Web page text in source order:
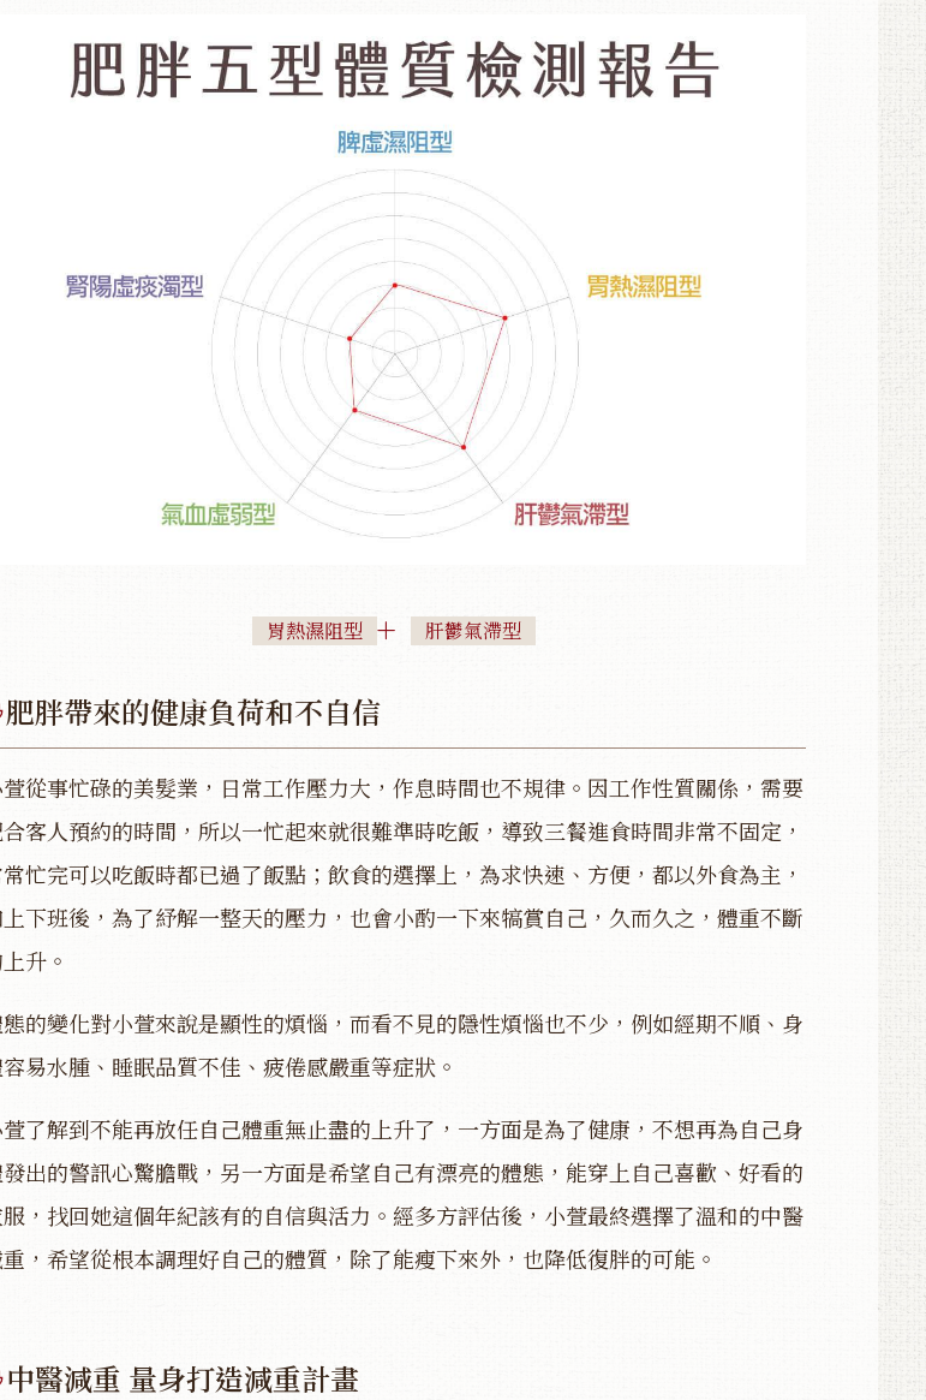
胃熱濕阻型 肝鬱氣滯型
肥胖帶來的健康負荷和不自信
從事忙碌的美髮業，日常工作壓力大，作息時間也不規律。因工作性質關係，需要
客人預約的時間，所以一忙起來就很難準時吃飯，導致三餐進食時間非常不固定，
忙完可以吃飯時都已過了飯點；飲食的選擇上，為求快速、方便，都以外食為主，
下班後，為了紓解一整天的壓力，也會小酌一下來犒賞自己，久而久之，體重不斷
升。
的變化對小萱來說是顯性的煩惱，而看不見的隱性煩惱也不少，例如經期不順、身
易水腫、睡眠品質不佳、疲倦感嚴重等症狀。
了解到不能再放任自己體重無止盡的上升了，一方面是為了健康，不想再為自己身
出的警訊心驚膽戰，另一方面是希望自己有漂亮的體態，能穿上自己喜歡、好看的
，找回她這個年紀該有的自信與活力。經多方評估後，小萱最終選擇了溫和的中醫
，希望從根本調理好自己的體質，除了能瘦下來外，也降低復胖的可能。
中醫減重 量身打造減重計畫